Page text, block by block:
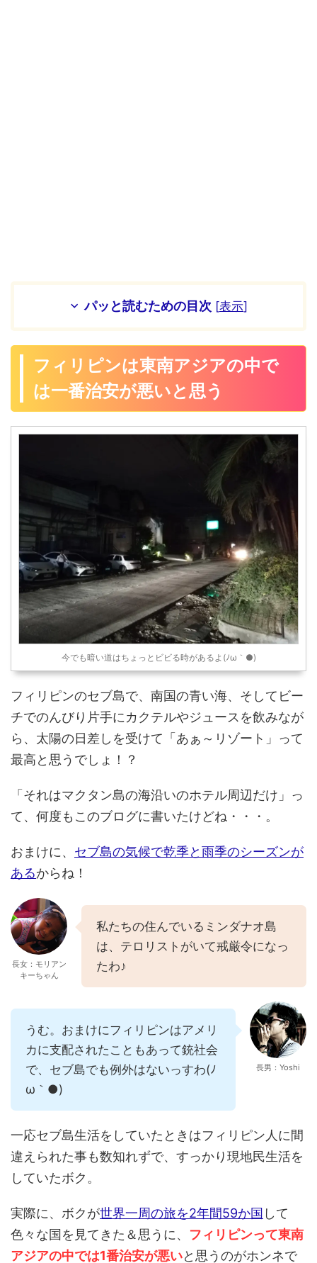
パッと読むための目次 [表示]
フィリピンは東南アジアの中で
は一番治安が悪いと思う
今でも暗い道はちょっとビビる時があるよ(ﾉω｀●)
フィリピンのセブ島で、南国の青い海、そしてビー
チでのんびり片手にカクテルやジュースを飲みなが
ら、太陽の日差しを受けて「あぁ～リゾート」って
最高と思うでしょ！？
「それはマクタン島の海沿いのホテル周辺だけ」っ
て、何度もこのブログに書いたけどね・・・。
おまけに、 セブ島の気候で乾季と雨季のシーズンが
あるからね！
長女：モリアン
キーちゃん
私たちの住んでいるミンダナオ島
は、テロリストがいて戒厳令になっ
たわ♪
うむ。おまけにフィリピンはアメリ
カに支配されたこともあって銃社会
で、セブ島でも例外はないっすわ(ﾉ
ω｀●)
長男：Yoshi
一応セブ島生活をしていたときはフィリピン人に間
違えられた事も数知れずで、すっかり現地民生活を
していたボク。
実際に、ボクが世界一周の旅を2年間59か国 して
色々な国を見てきた＆思うに、 フィリピンって東南
アジアの中では1番治安が悪いと思うのがホンネで